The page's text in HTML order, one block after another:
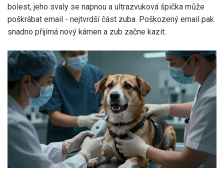
bolest, jeho svaly se napnou a ultrazvuková špička může
poškrábat email - nejtvrdší část zuba. Poškozený email pak
snadno přijímá nový kámen a zub začne kazit.